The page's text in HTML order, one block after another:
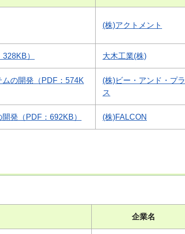
(株)アクトメント
） 大木工業(株)
ムの開発（PDF：574K
(株)ビー・アンド・プラ
ス
発（PDF：692KB） (株)FALCON
企業名